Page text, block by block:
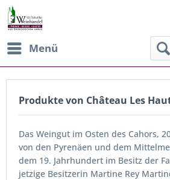
Menü
Produkte von Château Les
Das Weingut im Osten des Cahors,
von den Pyrenäen und dem
dem 19. Jahrhundert im Besitz der
jetzige Besitzerin Martine Rey